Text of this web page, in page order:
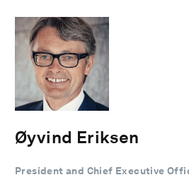
Øyvind Eriksen
President and Chief Executive